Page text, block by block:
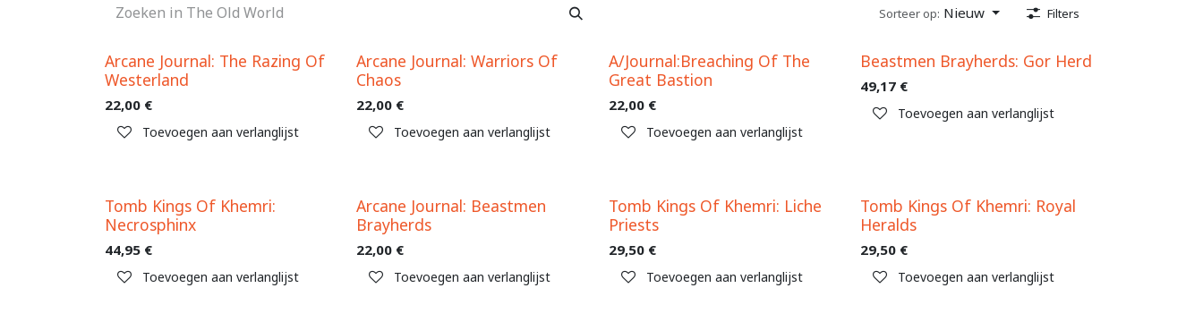
Sorteer op: Nieuw Filters
Arcane Journal: The Razing Of
Westerland
22,00 €
Toevoegen aan verlanglijst
Arcane Journal: Warriors Of
Chaos
22,00 €
Toevoegen aan verlanglijst
Uitverkocht
A/Journal:Breaching Of The
Great Bastion
22,00€
Toevoegen aan verlanglijst
Beastmen Brayherds: Gor Herd
49,17 €
Toevoegen aan verlanglijst
Tomb Kings Of Khemri:
Necrosphinx
44,95 €
Toevoegen aan verlanglijst
Arcane Journal: Beastmen
Brayherds
22,00 €
Toevoegen aan verlanglijst
Tomb Kings Of Khemri: Liche
Priests
29,50€
Toevoegen aan verlanglijst
Tomb Kings Of Khemri: Royal
Heralds
29,50 €
Toevoegen aan verlanglijst